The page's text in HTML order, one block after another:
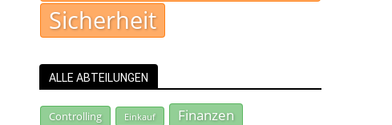
Sicherheit
ALLE ABTEILUNGEN
Controlling Einkauf Finanzen